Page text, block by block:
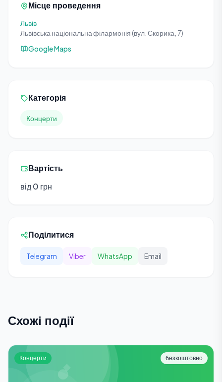
Місце проведення
Львів
Львівська національна філармонія (вул. Скорика, 7)
Google Maps
Категорія
Концерти
Вартість
від 0 грн
Поділитися
Telegram Viber WhatsApp Email
Схожі події
Концерти безкоштовно